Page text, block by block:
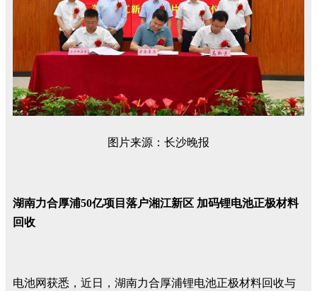
图片来源：长沙晚报
湖南力合厚浦50亿项目落户湘江新区 加码锂电池正极材料
回收
电池网获悉，近日，湖南力合厚浦锂电池正极材料回收与